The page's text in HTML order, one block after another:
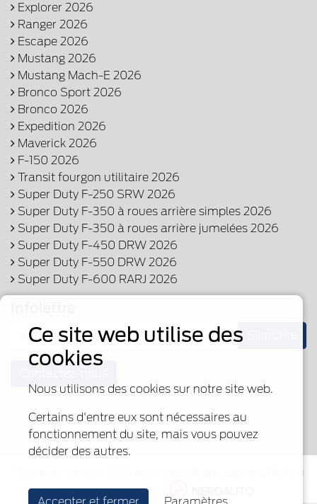
Explorer 2026
Ranger 2026
Escape 2026
Mustang 2026
Mustang Mach-E 2026
Bronco Sport 2026
Bronco 2026
Expedition 2026
Maverick 2026
F-150 2026
Transit fourgon utilitaire 2026
Super Duty F-250 SRW 2026
Super Duty F-350 à roues arrière simples 2026
Super Duty F-350 à roues arrière jumelées 2026
Super Duty F-450 DRW 2026
Super Duty F-550 DRW 2026
Super Duty F-600 RARJ 2026
Fièrement propulsé par
Ce site web utilise des
cookies
Nous utilisons des cookies sur notre site web.
Certains d'entre eux sont nécessaires au
fonctionnement du site, mais vous pouvez
décider des autres.